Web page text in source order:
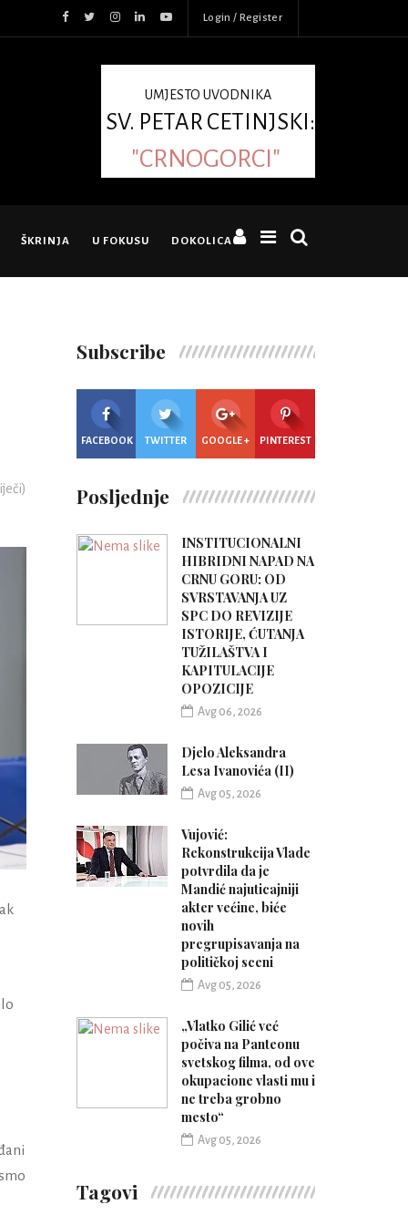
Login / Register
UMJESTO UVODNIKA
SV. PETAR CETINJSKI:
"CRNOGORCI"
ŠKRINJA U FOKUSU DOKOLICA
Subscribe
FACEBOOK TWITTER GOOGLE + PINTEREST
Posljednje
INSTITUCIONALNI
HIBRIDNI NAPAD NA
CRNU GORU: OD
SVRSTAVANJA UZ
SPC DO REVIZIJE
ISTORIJE, ĆUTANJA
TUŽILAŠTVA I
KAPITULACIJE
OPOZICIJE
Avg 06, 2026
Djelo Aleksandra
Lesa Ivanovića (II)
Avg 05, 2026
Vujović:
Rekonstrukcija Vlade
potvrdila da je
Mandić najuticajniji
akter većine, biće
novih
pregrupisavanja na
političkoj sceni
Avg 05, 2026
„Vlatko Gilić već
počiva na Panteonu
svetskog filma, od ove
okupacione vlasti mu i
ne treba grobno
mesto“
Avg 05, 2026
Tagovi